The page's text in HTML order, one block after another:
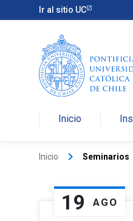
Ir al sitio UC
Inicio
Inicio keyboard_arrow_right Seminarios
19 AGO